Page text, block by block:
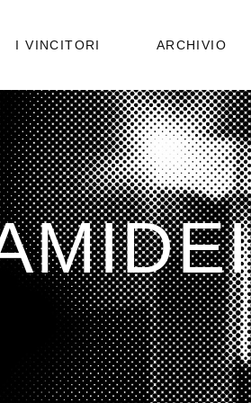
I VINCITORI ARCHIVIO
PUBBLICAZIONI
EDIZIONI PRECEDENTI